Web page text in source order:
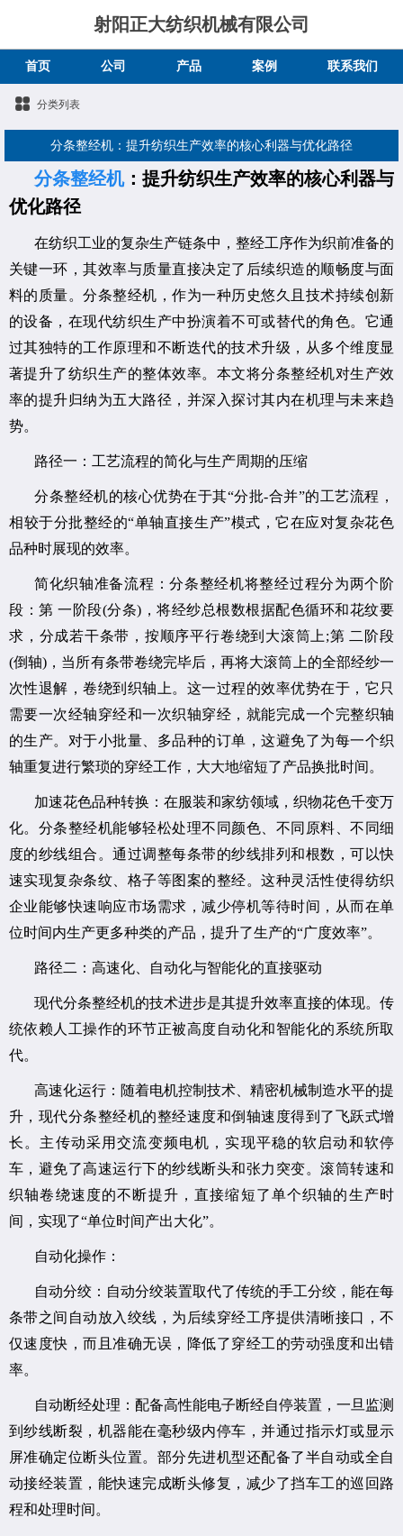
射阳正大纺织机械有限公司
首页 公司 产品 案例 联系我们
分类列表
分条整经机：提升纺织生产效率的核心利器与优化路径
分条整经机：提升纺织生产效率的核心利器与
优化路径
在纺织工业的复杂生产链条中，整经工序作为织前准备的
关键一环，其效率与质量直接决定了后续织造的顺畅度与面
料的质量。分条整经机，作为一种历史悠久且技术持续创新
的设备，在现代纺织生产中扮演着不可或替代的角色。它通
过其独特的工作原理和不断迭代的技术升级，从多个维度显
著提升了纺织生产的整体效率。本文将分条整经机对生产效
率的提升归纳为五大路径，并深入探讨其内在机理与未来趋
势。
路径一：工艺流程的简化与生产周期的压缩
分条整经机的核心优势在于其“分批-合并”的工艺流程，
相较于分批整经的“单轴直接生产”模式，它在应对复杂花色
品种时展现的效率。
简化织轴准备流程：分条整经机将整经过程分为两个阶
段：第 一阶段(分条)，将经纱总根数根据配色循环和花纹要
求，分成若干条带，按顺序平行卷绕到大滚筒上;第 二阶段
(倒轴)，当所有条带卷绕完毕后，再将大滚筒上的全部经纱一
次性退解，卷绕到织轴上。这一过程的效率优势在于，它只
需要一次经轴穿经和一次织轴穿经，就能完成一个完整织轴
的生产。对于小批量、多品种的订单，这避免了为每一个织
轴重复进行繁琐的穿经工作，大大地缩短了产品换批时间。
加速花色品种转换：在服装和家纺领域，织物花色千变万
化。分条整经机能够轻松处理不同颜色、不同原料、不同细
度的纱线组合。通过调整每条带的纱线排列和根数，可以快
速实现复杂条纹、格子等图案的整经。这种灵活性使得纺织
企业能够快速响应市场需求，减少停机等待时间，从而在单
位时间内生产更多种类的产品，提升了生产的“广度效率”。
路径二：高速化、自动化与智能化的直接驱动
现代分条整经机的技术进步是其提升效率直接的体现。传
统依赖人工操作的环节正被高度自动化和智能化的系统所取
代。
高速化运行：随着电机控制技术、精密机械制造水平的提
升，现代分条整经机的整经速度和倒轴速度得到了飞跃式增
长。主传动采用交流变频电机，实现平稳的软启动和软停
车，避免了高速运行下的纱线断头和张力突变。滚筒转速和
织轴卷绕速度的不断提升，直接缩短了单个织轴的生产时
间，实现了“单位时间产出大化”。
自动化操作：
自动分绞：自动分绞装置取代了传统的手工分绞，能在每
条带之间自动放入绞线，为后续穿经工序提供清晰接口，不
仅速度快，而且准确无误，降低了穿经工的劳动强度和出错
率。
自动断经处理：配备高性能电子断经自停装置，一旦监测
到纱线断裂，机器能在毫秒级内停车，并通过指示灯或显示
屏准确定位断头位置。部分先进机型还配备了半自动或全自
动接经装置，能快速完成断头修复，减少了挡车工的巡回路
程和处理时间。